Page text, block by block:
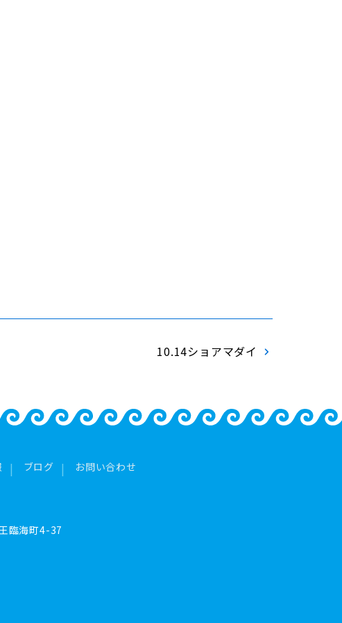
10.14ショアマダイ
ブログ お問い合わせ
臨海町4-37